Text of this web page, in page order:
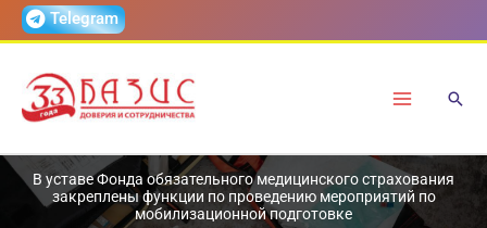
ПерейтиTelegram
В уставе Фонда обязательного медицинского страхования
закреплены функции по проведению мероприятий по
мобилизационной подготовке